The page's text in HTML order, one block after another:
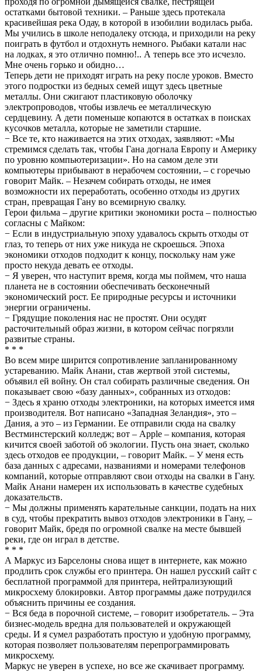
остатками бытовой техники. – Раньше здесь протекала
красивейшая река Одау, в которой в изобилии водилась рыба.
Мы учились в школе неподалеку отсюда, и приходили на реку
поиграть в футбол и отдохнуть немного. Рыбаки катали нас
на лодках, я это отлично помню!.. А теперь все это исчезло.
Мне очень горько и обидно…
Теперь дети не приходят играть на реку после уроков. Вместо
этого подростки из бедных семей ищут здесь цветные
металлы. Они сжигают пластиковую оболочку
электропроводов, чтобы извлечь ее металлическую
сердцевину. А дети поменьше копаются в остатках в поисках
кусочков металла, которые не заметили старшие.
− Все те, кто наживается на этих отходах, заявляют: «Мы
стремимся сделать так, чтобы Гана догнала Европу и Америку
по уровню компьютеризации». Но на самом деле эти
компьютеры прибывают в нерабочем состоянии, – с горечью
говорит Майк. – Незачем собирать отходы, не имея
возможности их переработать, особенно отходы из других
стран, превращая Гану во всемирную свалку.
Герои фильма – другие критики экономики роста – полностью
согласны с Майком:
− Если в индустриальную эпоху удавалось скрыть отходы от
глаз, то теперь от них уже никуда не скроешься. Эпоха
экономики отходов подходит к концу, поскольку нам уже
просто некуда девать ее отходы.
− Я уверен, что наступит время, когда мы поймем, что наша
планета не в состоянии обеспечивать бесконечный
экономический рост. Ее природные ресурсы и источники
энергии ограничены.
− Грядущие поколения нас не простят. Они осудят
расточительный образ жизни, в котором сейчас погрязли
развитые страны.
* * *
Во всем мире ширится сопротивление запланированному
устареванию. Майк Анани, став жертвой этой системы,
объявил ей войну. Он стал собирать различные сведения. Он
показывает свою «базу данных», собранных из отходов:
− Здесь я храню отходы электроники, на которых имеется имя
производителя. Вот написано «Западная Зеландия», это –
Дания, а это – из Германии. Ее отправили сюда на свалку
Вестминстерский колледж; вот – Apple – компания, которая
кичится своей заботой об экологии. Пусть она знает, сколько
здесь отходов ее продукции, – говорит Майк. – У меня есть
база данных с адресами, названиями и номерами телефонов
компаний, которые отправляют свои отходы на свалки в Гану.
Майк Анани намерен их использовать в качестве судебных
доказательств.
− Мы должны применять карательные санкции, подать на них
в суд, чтобы прекратить вывоз отходов электроники в Гану, –
говорит Майк, бредя по огромной свалке на месте бывшей
реки, где он играл в детстве.
* * *
А Маркус из Барселоны снова ищет в интернете, как можно
продлить срок службы его принтера. Он нашел русский сайт с
бесплатной программой для принтера, нейтрализующий
микросхему блокировки. Автор программы даже потрудился
объяснить причины ее создания.
− Вся беда в порочной системе, – говорит изобретатель. – Эта
бизнес-модель вредна для пользователей и окружающей
среды. И я сумел разработать простую и удобную программу,
которая позволяет пользователям перепрограммировать
микросхему.
Маркус не уверен в успехе, но все же скачивает программу.